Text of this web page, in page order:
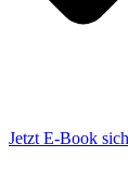
Jetzt E-Book